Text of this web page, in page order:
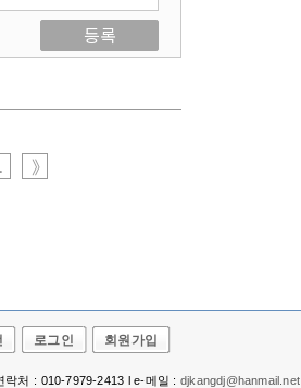
등록
》
로그인 회원가입
락처 : 010-7979-2413 l e-메일 :djkangdj@hanmail.net